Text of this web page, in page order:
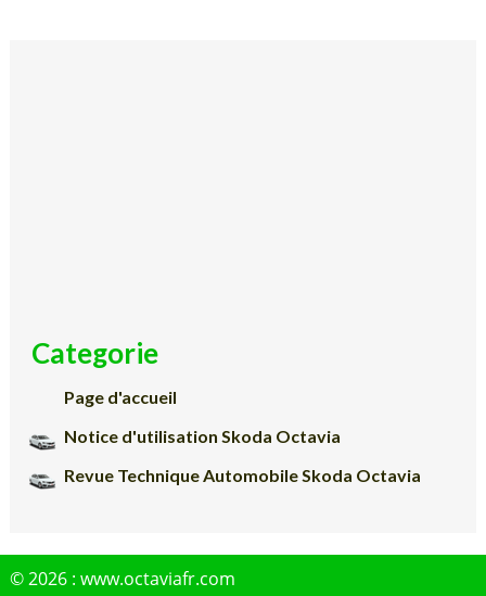
Categorie
Page d'accueil
Notice d'utilisation Skoda Octavia
Revue Technique Automobile Skoda Octavia
© 2026 : www.octaviafr.com